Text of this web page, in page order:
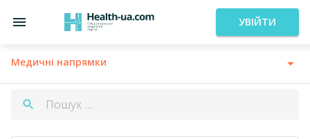
УВІЙТИ
Медичні напрямки